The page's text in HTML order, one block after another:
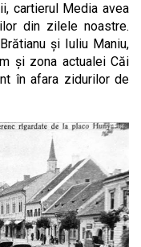
cartierul Media avea
din zilele noastre.
și Iuliu Maniu,
și zona actualei Căi
în afara zidurilor de